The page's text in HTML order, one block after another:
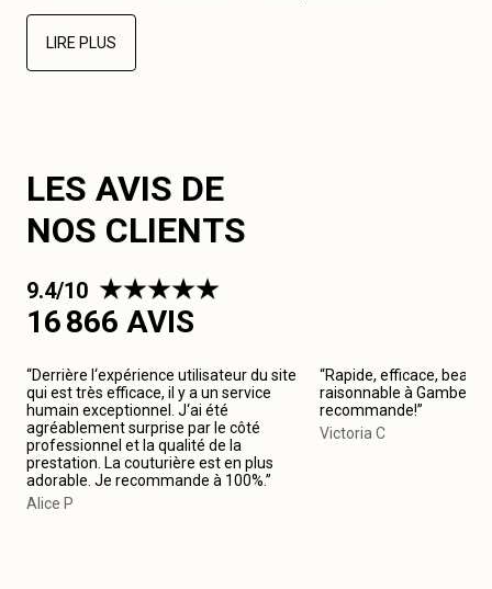
LIRE PLUS
LES AVIS DE
NOS CLIENTS
9.4/10
16 866 AVIS
“Derrière l‘expérience utilisateur du site
qui est très efficace, il y a un service
humain exceptionnel. J‘ai été
agréablement surprise par le côté
professionnel et la qualité de la
prestation. La couturière est en plus
adorable. Je recommande à 100%.”
Alice P
“Rapide, efficace, beau
raisonnable à
recommande!”
Victoria C